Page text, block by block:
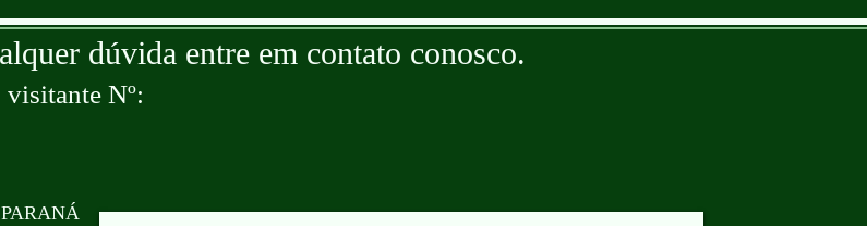
dúvida entre em contato conosco.
visitante Nº: